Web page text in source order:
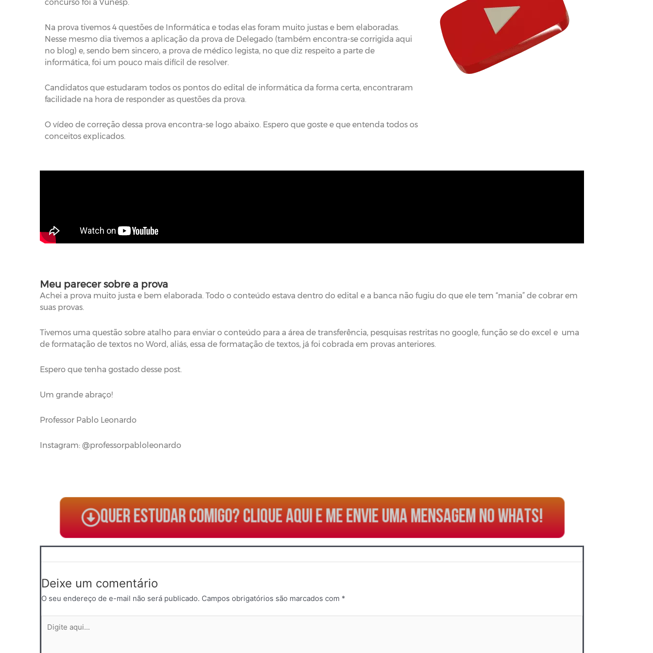
concurso foi a Vunesp.
Na prova tivemos 4 questões de Informática e todas elas foram muito justas e bem elaboradas.
Nesse mesmo dia tivemos a aplicação da prova de Delegado (também encontra-se corrigida aqui
no blog) e, sendo bem sincero, a prova de médico legista, no que diz respeito a parte de
informática, foi um pouco mais difícil de resolver.
Candidatos que estudaram todos os pontos do edital de informática da forma certa, encontraram
facilidade na hora de responder as questões da prova.
O vídeo de correção dessa prova encontra-se logo abaixo. Espero que goste e que entenda todos os
conceitos explicados.
Meu parecer sobre a prova
Achei a prova muito justa e bem elaborada. Todo o conteúdo estava dentro do edital e a banca não fugiu do que ele tem “mania” de cobrar em
suas provas.
Tivemos uma questão sobre atalho para enviar o conteúdo para a área de transferência, pesquisas restritas no google, função se do excel e uma
de formatação de textos no Word, aliás, essa de formatação de textos, já foi cobrada em provas anteriores.
Espero que tenha gostado desse post.
Um grande abraço!
Professor Pablo Leonardo
Instagram: @professorpabloleonardo
QUER ESTUDAR COMIGO? CLIQUE AQUI E ME ENVIE UMA MENSAGEM NO WHATS!
Deixe um comentário
O seu endereço de e-mail não será publicado. Campos obrigatórios são marcados com *
aqui...